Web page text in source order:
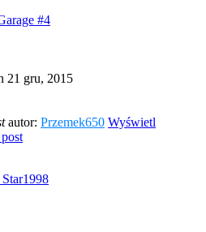
#4
21 gru, 2015
autor: Przemek650 Wyświetl